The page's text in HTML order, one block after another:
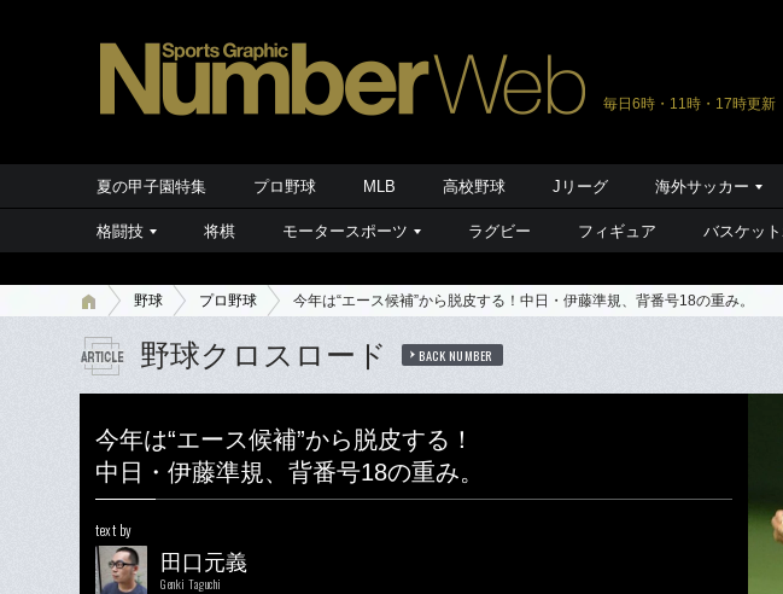
毎日6時・11時・17時更新
夏の甲子園特集 プロ野球 MLB 高校野球 Jリーグ 海外サッカー
格闘技 将棋 モータースポーツ ラグビー フィギュア バスケッ
野球 プロ野球 今年は“エース候補”から脱皮する！中日・伊藤準規、背番号18の重み。
野球クロスロード BACK NUMBER
今年は“エース候補”から脱皮する！
中日・伊藤準規、背番号18の重み。
text by
田口元義
Genki Taguchi